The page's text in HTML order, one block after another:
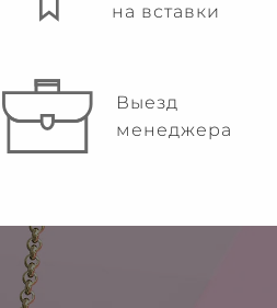
на вставки
Выезд
менеджера